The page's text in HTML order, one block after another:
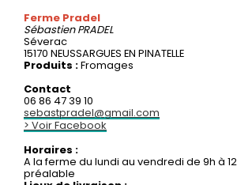
Ferme Pradel
SébastienPRADEL
Séverac
15170 NEUSSARGUES EN PINATELLE
Produits :Fromages
Contact
06 86 47 39 10
sebastpradel@gmail.com
> Voir Facebook
Horaires :
A la ferme du lundi au vendredi de 9h à
préalable